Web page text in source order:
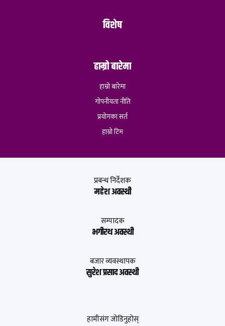
विशेष
हाम्रो बारेमा
हाम्रो बारेमा
गोपनीयता नीति
प्रयोगका सर्त
हाम्रो टिम
प्रबन्ध निर्देशक
महेश अवस्थी
सम्पादक
भगीरथ अवस्थी
बजार व्यवस्थापक
सुरेश प्रसाद अवस्थी
हामीसंग जोडिनुहोस्